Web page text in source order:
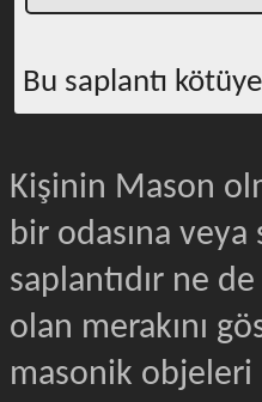
Bu saplantı
Kişinin Mason
bir odasına
saplantıdır ne
olan merakını
masonik objeleri